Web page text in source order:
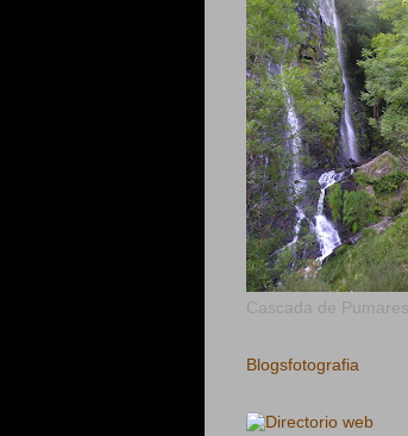
Cascada de Pumares
Blogsfotografia